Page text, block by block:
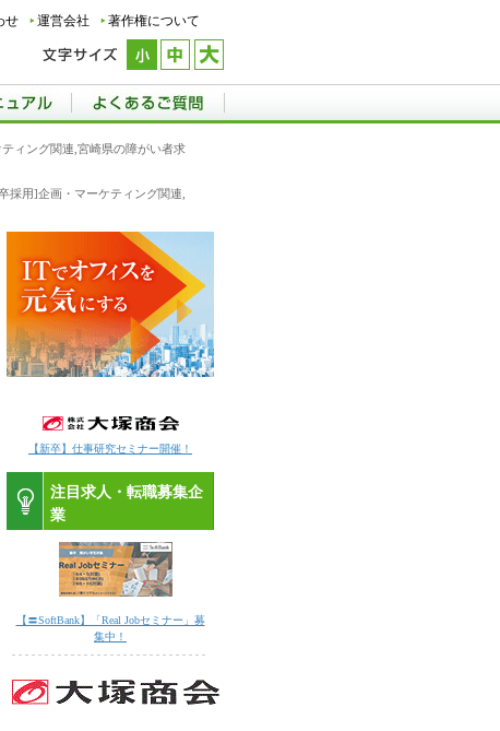
せ 運営会社
著作権について
ィング関連,宮崎県の障がい者求
採用]企画・マーケティング関連,
【新卒】仕事研究セミナー開催！
注目求人・転職募集企
業
【〓SoftBank】「Real Jobセミナー」募
集中！